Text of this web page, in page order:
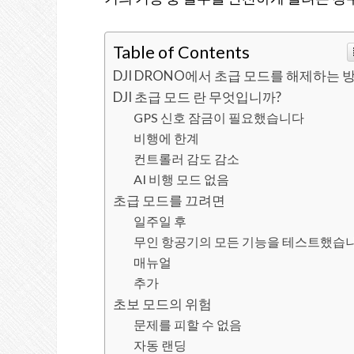
Table of Contents
DJI DRONO에서 초급 모드를 해제하는
DJI 초급 모드 란 무엇입니까?
GPS 신호 잠금이 필요했습니다
비행에 한계
컨트롤러 감도 감소
AI 비행 모드 없음
초급 모드를 끄려면
일주일 후
무인 항공기의 모든 기능을 테스트했습
매뉴얼
추가
초보 모드의 위험
문제를 피할 수 없음
자동 랜딩